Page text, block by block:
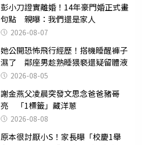
彭小刀證實離婚！14年豪門婚正式畫
句點 親曝：我們還是家人
2026-08-07
她公開恐怖飛行經歷！搭機睡醒褲子
濕了 鄰座男趁熟睡猥褻還疑留體液
2026-08-05
謝金燕父凌晨突發文思念爸爸豬哥
亮 「1標籤」藏洋蔥
2026-08-08
原本很討厭小S！家長曝「校慶1舉